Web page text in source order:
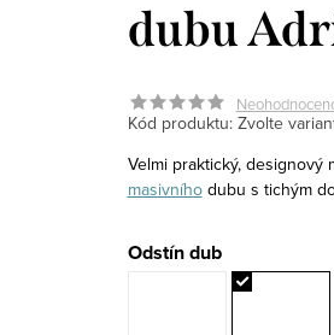
dubu
Kód produktu: Zvolte
Velmi praktický,
masivníhodubu s tichým
Odstín dub